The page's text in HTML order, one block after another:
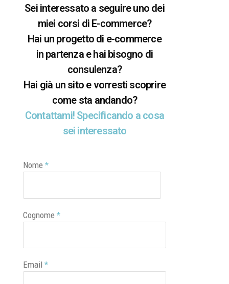
Sei interessato a seguire uno dei
miei corsi di E-commerce?
Hai un progetto di e-commerce
in partenza e hai bisogno di
consulenza?
Hai già un sito e vorresti scoprire
come sta andando?
Contattami! Specificando a cosa
sei interessato
Nome *
Cognome *
Email *